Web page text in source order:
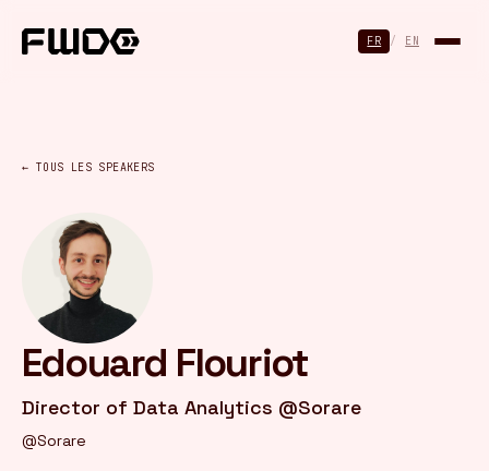
FR / EN
← TOUS LES SPEAKERS
Edouard Flouriot
Director of Data Analytics @Sorare
@Sorare